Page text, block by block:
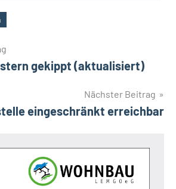
gekippt (aktualisiert)
Nächster Beitrag
eingeschränkt erreichbar